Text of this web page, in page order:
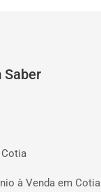
Saber
Cotia
à Venda em Cotia